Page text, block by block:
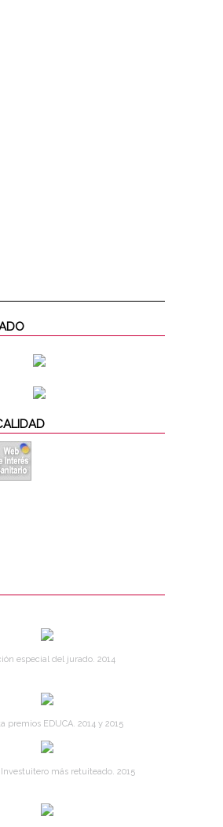
especial del jurado. 2014
premios EDUCA. 2014 y 2015
más retuiteado. 2015